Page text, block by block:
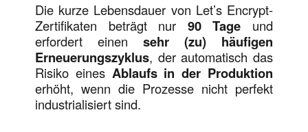
Die kurze Lebensdauer von Let’s Encrypt-
Zertifikaten beträgt nur 90 Tage und
erfordert einen sehr (zu) häufigen
Erneuerungszyklus, der automatisch das
Risiko eines Ablaufs in der Produktion
erhöht, wenn die Prozesse nicht perfekt
industrialisiert sind.